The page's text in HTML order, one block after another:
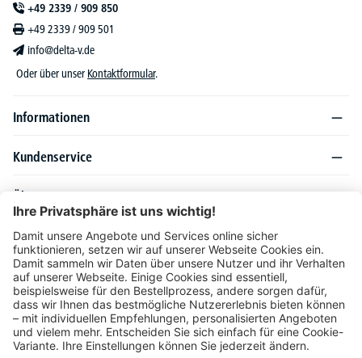
+49 2339 / 909 850
+49 2339 / 909 501
info@delta-v.de
Oder über unser Kontaktformular.
Informationen
Kundenservice
Über DELTA-V
Produktsortiment
Ratgeber
Folgen Sie uns auch auf